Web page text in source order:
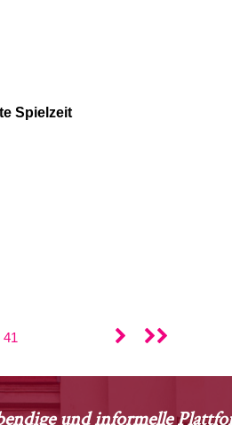
Spielzeit
41
und informelle